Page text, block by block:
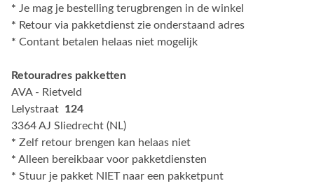
* Je mag je bestelling terugbrengen in de winkel
* Retour via pakketdienst zie onderstaand adres
* Contant betalen helaas niet mogelijk
Retouradres pakketten
AVA - Rietveld
Lelystraat 124
3364 AJ Sliedrecht (NL)
* Zelf retour brengen kan helaas niet
* Alleen bereikbaar voor pakketdiensten
* Stuur je pakket NIET naar een pakketpunt